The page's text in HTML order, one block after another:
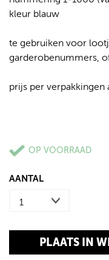
kleur blauw
te gebruiken voor
garderobenummers,
prijs per verpakkingen
OP VOORRAAD
AANTAL